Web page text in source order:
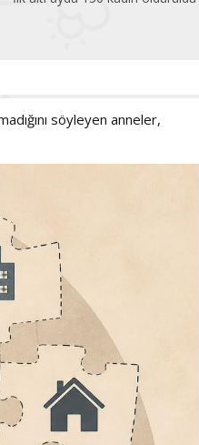
söyleyen anneler,